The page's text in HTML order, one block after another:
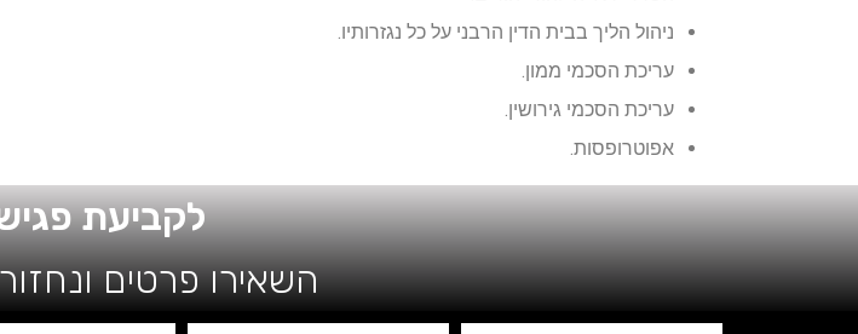
ניהול הליך בבית הדין הרבני על כל נגזרותיו.
עריכת הסכמי ממון.
עריכת הסכמי גירושין.
אפוטרופסות.
לקביעת
השאירו פרטים